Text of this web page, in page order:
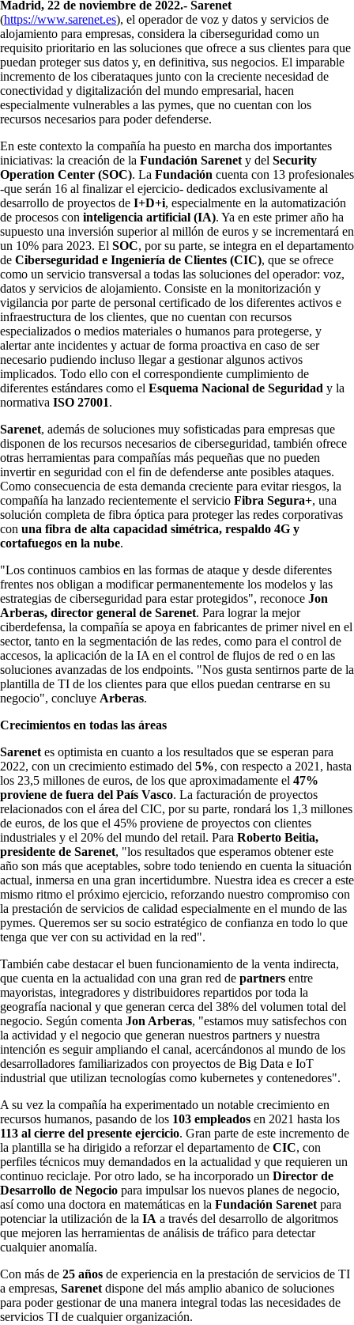
Madrid, 22 de noviembre de 2022.- Sarenet
(https://www.sarenet.es), el operador de voz y datos y servicios de
alojamiento para empresas, considera la ciberseguridad como un
requisito prioritario en las soluciones que ofrece a sus clientes para que
puedan proteger sus datos y, en definitiva, sus negocios. El imparable
incremento de los ciberataques junto con la creciente necesidad de
conectividad y digitalización del mundo empresarial, hacen
especialmente vulnerables a las pymes, que no cuentan con los
recursos necesarios para poder defenderse.
En este contexto la compañía ha puesto en marcha dos importantes
iniciativas: la creación de la Fundación Sarenet y del Security
Operation Center (SOC). La Fundación cuenta con 13 profesionales
-que serán 16 al finalizar el ejercicio- dedicados exclusivamente al
desarrollo de proyectos de I+D+i, especialmente en la automatización
de procesos con inteligencia artificial (IA). Ya en este primer año ha
supuesto una inversión superior al millón de euros y se incrementará en
un 10% para 2023. El SOC, por su parte, se integra en el departamento
de Ciberseguridad e Ingeniería de Clientes (CIC), que se ofrece
como un servicio transversal a todas las soluciones del operador: voz,
datos y servicios de alojamiento. Consiste en la monitorización y
vigilancia por parte de personal certificado de los diferentes activos e
infraestructura de los clientes, que no cuentan con recursos
especializados o medios materiales o humanos para protegerse, y
alertar ante incidentes y actuar de forma proactiva en caso de ser
necesario pudiendo incluso llegar a gestionar algunos activos
implicados. Todo ello con el correspondiente cumplimiento de
diferentes estándares como el Esquema Nacional de Seguridad y la
normativa ISO 27001.
Sarenet, además de soluciones muy sofisticadas para empresas que
disponen de los recursos necesarios de ciberseguridad, también ofrece
otras herramientas para compañías más pequeñas que no pueden
invertir en seguridad con el fin de defenderse ante posibles ataques.
Como consecuencia de esta demanda creciente para evitar riesgos, la
compañía ha lanzado recientemente el servicio Fibra Segura+, una
solución completa de fibra óptica para proteger las redes corporativas
con una fibra de alta capacidad simétrica, respaldo 4G y
cortafuegos en la nube.
"Los continuos cambios en las formas de ataque y desde diferentes
frentes nos obligan a modificar permanentemente los modelos y las
estrategias de ciberseguridad para estar protegidos", reconoce Jon
Arberas, director general de Sarenet. Para lograr la mejor
ciberdefensa, la compañía se apoya en fabricantes de primer nivel en el
sector, tanto en la segmentación de las redes, como para el control de
accesos, la aplicación de la IA en el control de flujos de red o en las
soluciones avanzadas de los endpoints. "Nos gusta sentirnos parte de la
plantilla de TI de los clientes para que ellos puedan centrarse en su
negocio", concluye Arberas.
Crecimientos en todas las áreas
Sarenet es optimista en cuanto a los resultados que se esperan para
2022, con un crecimiento estimado del 5%, con respecto a 2021, hasta
los 23,5 millones de euros, de los que aproximadamente el 47%
proviene de fuera del País Vasco. La facturación de proyectos
relacionados con el área del CIC, por su parte, rondará los 1,3 millones
de euros, de los que el 45% proviene de proyectos con clientes
industriales y el 20% del mundo del retail. Para Roberto Beitia,
presidente de Sarenet, "los resultados que esperamos obtener este
año son más que aceptables, sobre todo teniendo en cuenta la situación
actual, inmersa en una gran incertidumbre. Nuestra idea es crecer a este
mismo ritmo el próximo ejercicio, reforzando nuestro compromiso con
la prestación de servicios de calidad especialmente en el mundo de las
pymes. Queremos ser su socio estratégico de confianza en todo lo que
tenga que ver con su actividad en la red".
También cabe destacar el buen funcionamiento de la venta indirecta,
que cuenta en la actualidad con una gran red de partners entre
mayoristas, integradores y distribuidores repartidos por toda la
geografía nacional y que generan cerca del 38% del volumen total del
negocio. Según comenta Jon Arberas, "estamos muy satisfechos con
la actividad y el negocio que generan nuestros partners y nuestra
intención es seguir ampliando el canal, acercándonos al mundo de los
desarrolladores familiarizados con proyectos de Big Data e IoT
industrial que utilizan tecnologías como kubernetes y contenedores".
A su vez la compañía ha experimentado un notable crecimiento en
recursos humanos, pasando de los 103 empleados en 2021 hasta los
113 al cierre del presente ejercicio. Gran parte de este incremento de
la plantilla se ha dirigido a reforzar el departamento de CIC, con
perfiles técnicos muy demandados en la actualidad y que requieren un
continuo reciclaje. Por otro lado, se ha incorporado un Director de
Desarrollo de Negocio para impulsar los nuevos planes de negocio,
así como una doctora en matemáticas en la Fundación Sarenet para
potenciar la utilización de la IA a través del desarrollo de algoritmos
que mejoren las herramientas de análisis de tráfico para detectar
cualquier anomalía.
Con más de 25 años de experiencia en la prestación de servicios de TI
a empresas, Sarenet dispone del más amplio abanico de soluciones
para poder gestionar de una manera integral todas las necesidades de
servicios TI de cualquier organización.